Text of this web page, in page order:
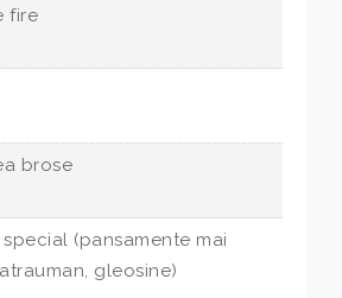
fire
brose
special (pansamente mai
gleosine)